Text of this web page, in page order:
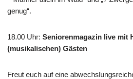
genug“.
18.00 Uhr: Seniorenmagazin live mit
(musikalischen) Gästen
Freut euch auf eine